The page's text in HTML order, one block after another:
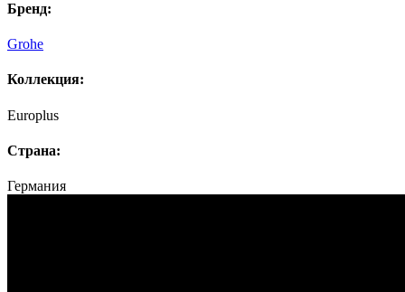
Бренд:
Grohe
Коллекция:
Europlus
Страна:
Германия